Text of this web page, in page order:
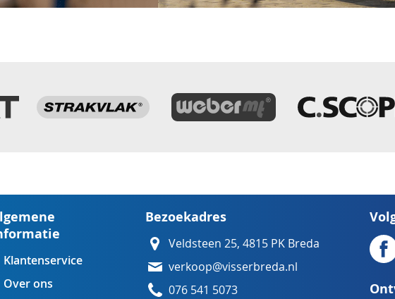
Klantenservice
Over ons
Bezoekadres
Veldsteen 25, 4815 PK Breda
verkoop@visserbreda.nl
076 541 5073